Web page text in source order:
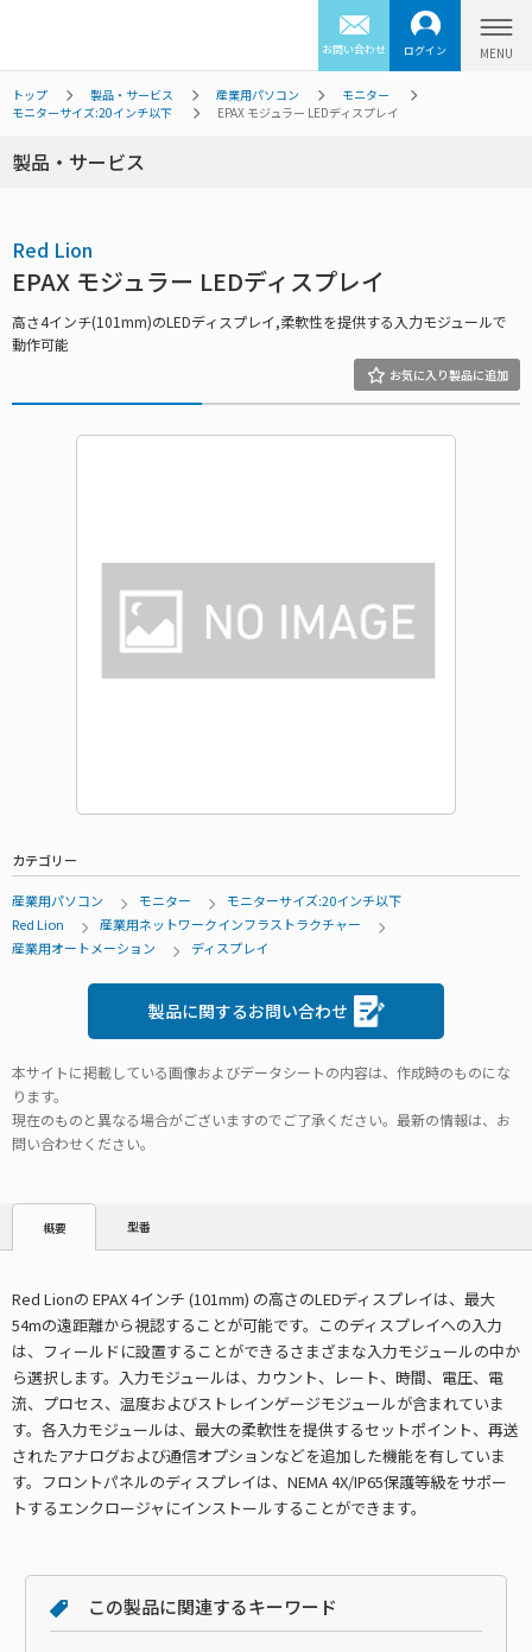
お問い合わせ ログイン
トップ 製品・サービス 産業用パソコン
モニター
モニターサイズ:20インチ以下
EPAX モジュラー LEDディスプレイ
製品・サービス
Red Lion
EPAX モジュラー LEDディスプレイ
高さ4インチ(101mm)のLEDディスプレイ,柔軟性を提供する入力モジュールで
動作可能
カテゴリー
産業用パソコン モニター
モニターサイズ:20インチ以下
Red Lion
産業用ネットワークインフラストラクチャー
産業用オートメーション
ディスプレイ
製品に関するお問い合わせ
本サイトに掲載している画像およびデータシートの内容は、作成時のものにな
ります。
現在のものと異なる場合がございますのでご了承ください。最新の情報は、お
問い合わせください。
概要 型番
Red Lionの EPAX 4インチ (101mm) の高さのLEDディスプレイは、最大
54mの遠距離から視認することが可能です。このディスプレイへの入力
は、フィールドに設置することができるさまざまな入力モジュールの中か
ら選択します。入力モジュールは、カウント、レート、時間、電圧、電
流、プロセス、温度およびストレインゲージモジュールが含まれていま
す。各入力モジュールは、最大の柔軟性を提供するセットポイント、再送
されたアナログおよび通信オプションなどを追加した機能を有していま
す。フロントパネルのディスプレイは、NEMA 4X/IP65保護等級をサポー
トするエンクロージャにインストールすることができます。
この製品に関連するキーワード